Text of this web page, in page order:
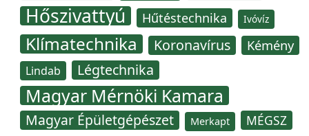
Hőszivattyú Hűtéstechnika Ivóvíz
Klímatechnika Koronavírus Kémény
Lindab Légtechnika
Magyar Mérnöki Kamara
Magyar Épületgépészet Merkapt MÉGSZ